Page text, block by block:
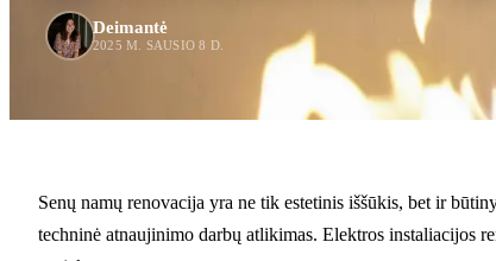
Deimantė
2025 M. SAUSIO 8 D.
Senų namų renovacija yra ne tik estetinis iššūkis, bet ir
techninė atnaujinimo darbų atlikimas. Elektros instaliacijos